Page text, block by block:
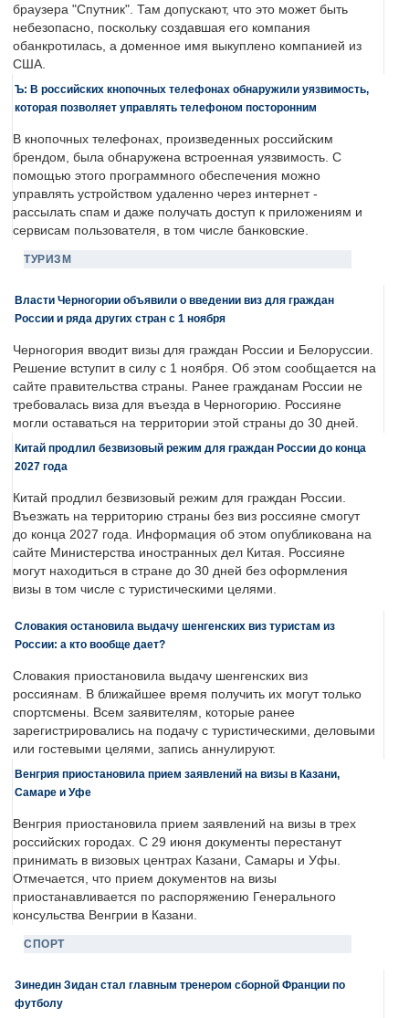
браузера "Спутник". Там допускают, что это может быть
небезопасно, поскольку создавшая его компания
обанкротилась, а доменное имя выкуплено компанией из
США.
Ъ: В российских кнопочных телефонах обнаружили уязвимость,
которая позволяет управлять телефоном посторонним
В кнопочных телефонах, произведенных российским
брендом, была обнаружена встроенная уязвимость. С
помощью этого программного обеспечения можно
управлять устройством удаленно через интернет -
рассылать спам и даже получать доступ к приложениям и
сервисам пользователя, в том числе банковские.
ТУРИЗМ
Власти Черногории объявили о введении виз для граждан
России и ряда других стран с 1 ноября
Черногория вводит визы для граждан России и Белоруссии.
Решение вступит в силу с 1 ноября. Об этом сообщается на
сайте правительства страны. Ранее гражданам России не
требовалась виза для въезда в Черногорию. Россияне
могли оставаться на территории этой страны до 30 дней.
Китай продлил безвизовый режим для граждан России до конца
2027 года
Китай продлил безвизовый режим для граждан России.
Въезжать на территорию страны без виз россияне смогут
до конца 2027 года. Информация об этом опубликована на
сайте Министерства иностранных дел Китая. Россияне
могут находиться в стране до 30 дней без оформления
визы в том числе с туристическими целями.
Словакия остановила выдачу шенгенских виз туристам из
России: а кто вообще дает?
Словакия приостановила выдачу шенгенских виз
россиянам. В ближайшее время получить их могут только
спортсмены. Всем заявителям, которые ранее
зарегистрировались на подачу с туристическими, деловыми
или гостевыми целями, запись аннулируют.
Венгрия приостановила прием заявлений на визы в Казани,
Самаре и Уфе
Венгрия приостановила прием заявлений на визы в трех
российских городах. С 29 июня документы перестанут
принимать в визовых центрах Казани, Самары и Уфы.
Отмечается, что прием документов на визы
приостанавливается по распоряжению Генерального
консульства Венгрии в Казани.
СПОРТ
Зинедин Зидан стал главным тренером сборной Франции по
футболу